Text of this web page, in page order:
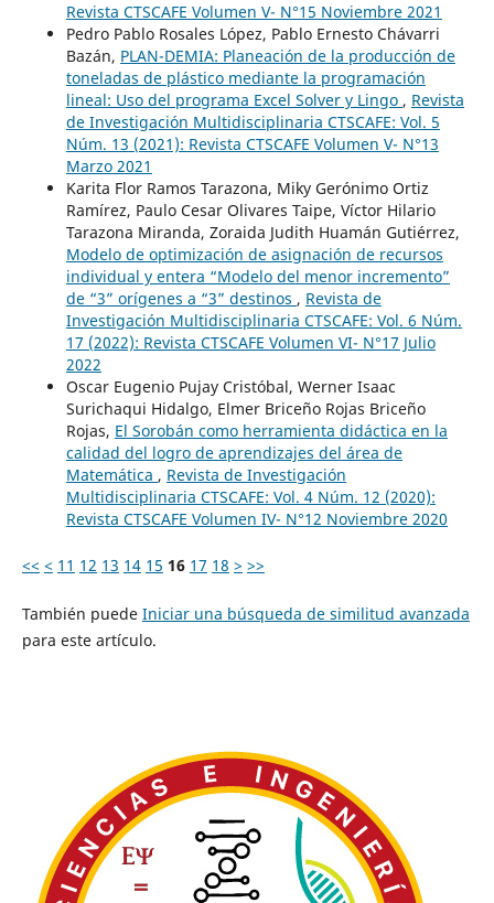
Revista CTSCAFE Volumen V- N°15 Noviembre 2021
Pedro Pablo Rosales López, Pablo Ernesto Chávarri
Bazán, PLAN-DEMIA: Planeación de la producción de
toneladas de plástico mediante la programación
lineal: Uso del programa Excel Solver y Lingo , Revista
de Investigación Multidisciplinaria CTSCAFE: Vol. 5
Núm. 13 (2021): Revista CTSCAFE Volumen V- N°13
Marzo 2021
Karita Flor Ramos Tarazona, Miky Gerónimo Ortiz
Ramírez, Paulo Cesar Olivares Taipe, Víctor Hilario
Tarazona Miranda, Zoraida Judith Huamán Gutiérrez,
Modelo de optimización de asignación de recursos
individual y entera “Modelo del menor incremento”
de “3” orígenes a “3” destinos , Revista de
Investigación Multidisciplinaria CTSCAFE: Vol. 6 Núm.
17 (2022): Revista CTSCAFE Volumen VI- N°17 Julio
2022
Oscar Eugenio Pujay Cristóbal, Werner Isaac
Surichaqui Hidalgo, Elmer Briceño Rojas Briceño
Rojas, El Sorobán como herramienta didáctica en la
calidad del logro de aprendizajes del área de
Matemática , Revista de Investigación
Multidisciplinaria CTSCAFE: Vol. 4 Núm. 12 (2020):
Revista CTSCAFE Volumen IV- N°12 Noviembre 2020
<< < 11 12 13 14 15 16 17 18 > >>
También puede Iniciar una búsqueda de similitud avanzada
para este artículo.